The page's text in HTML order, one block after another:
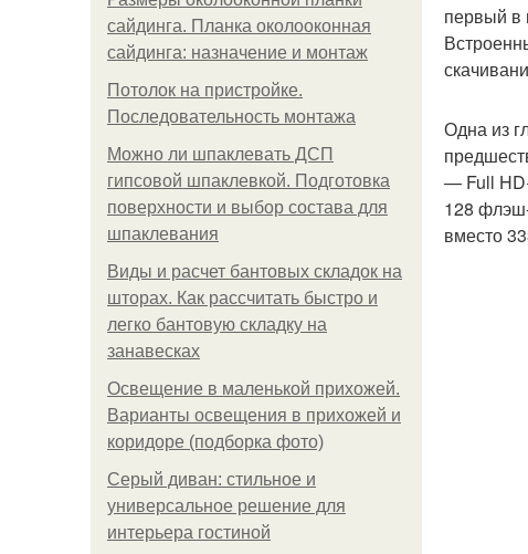
сайдинга. Планка околооконная
сайдинга: назначение и монтаж
Потолок на пристройке.
Последовательность монтажа
Можно ли шпаклевать ДСП
гипсовой шпаклевкой. Подготовка
поверхности и выбор состава для
шпаклевания
Виды и расчет бантовых складок на
шторах. Как рассчитать быстро и
легко бантовую складку на
занавесках
Освещение в маленькой прихожей.
Варианты освещения в прихожей и
коридоре (подборка фото)
Серый диван: стильное и
универсальное решение для
интерьера гостиной
первый в
Одна из
— Full
128
вместо